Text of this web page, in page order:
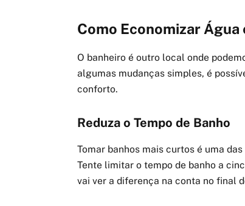
Como Economizar
O banheiro é outro local onde
algumas mudanças simples, é
conforto.
Reduza o Tempo de Banho
Tomar banhos mais curtos é uma
Tente limitar o tempo de banho a
vai ver a diferença na conta no final